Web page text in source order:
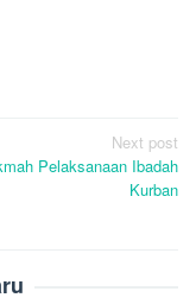
Next post
Pelaksanaan Ibadah
Kurban